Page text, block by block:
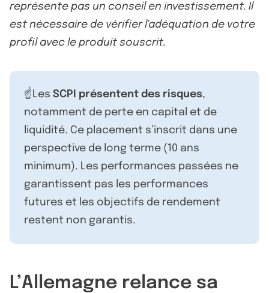
représente pas un conseil en investissement. Il
est nécessaire de vérifier l'adéquation de votre
profil avec le produit souscrit.
☝️Les SCPI présentent des risques,
notamment de perte en capital et de
liquidité. Ce placement s’inscrit dans une
perspective de long terme (10 ans
minimum). Les performances passées ne
garantissent pas les performances
futures et les objectifs de rendement
restent non garantis.
L’Allemagne relance sa